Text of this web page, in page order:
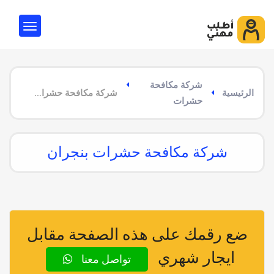
الرئيسية
شركة مكافحة
حشرات
شركة مكافحة حشرات بنجران
شركة مكافحة حشرات بنجران
ضع رقمك على هذه الصفحة مقابل
ايجار شهري
تواصل معنا